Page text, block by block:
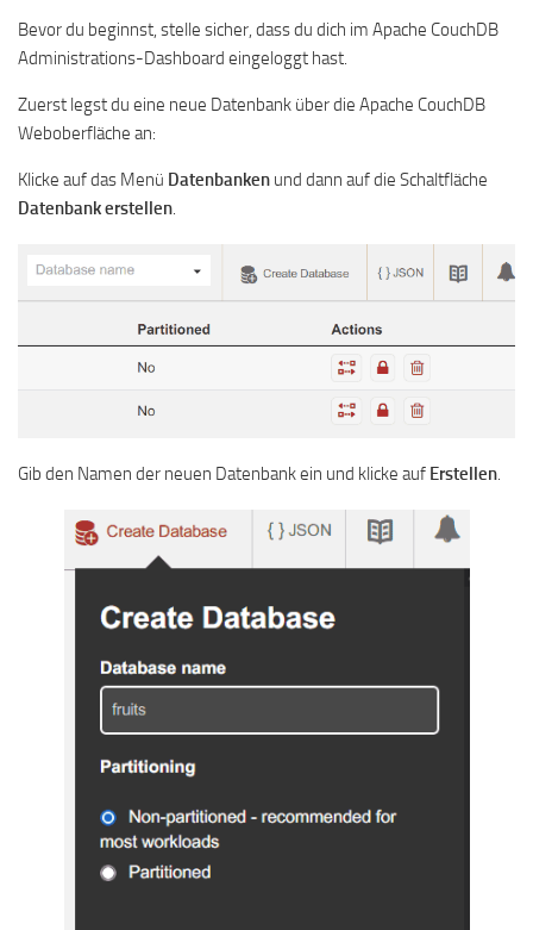
Bevor du beginnst, stelle sicher, dass du dich im Apache CouchDB
Administrations-Dashboard eingeloggt hast.
Zuerst legst du eine neue Datenbank über die Apache CouchDB
Weboberfläche an:
Klicke auf das Menü Datenbanken und dann auf die Schaltfläche
Datenbank erstellen.
Gib den Namen der neuen Datenbank ein und klicke auf Erstellen